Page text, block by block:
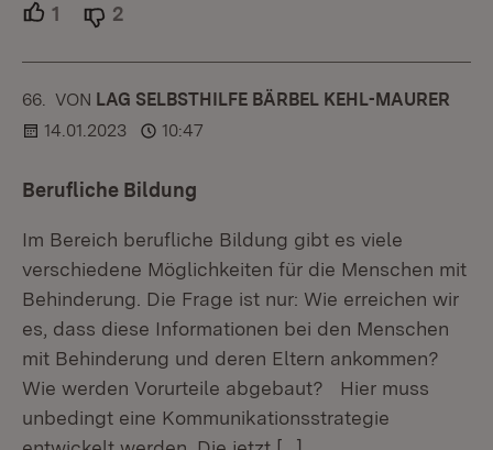
1 Unterstützer.
2
66. KOMMENTAR
VON :LAG SELBSTHILFE BÄRBEL KEHL-MAURER
14.01.2023
10:47
Berufliche Bildung
Im Bereich berufliche Bildung gibt es viele
verschiedene Möglichkeiten für die Menschen mit
Behinderung. Die Frage ist nur: Wie erreichen wir
es, dass diese Informationen bei den Menschen
mit Behinderung und deren Eltern ankommen?
Wie werden Vorurteile abgebaut? Hier muss
unbedingt eine Kommunikationsstrategie